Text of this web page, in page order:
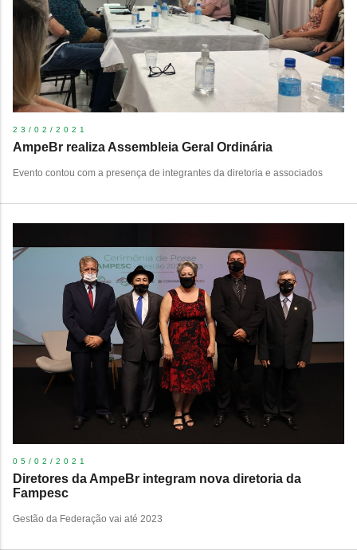
23/02/2021
AmpeBr realiza Assembleia Geral Ordinária
Evento contou com a presença de integrantes da diretoria e associados
05/02/2021
Diretores da AmpeBr integram nova diretoria da
Fampesc
Gestão da Federação vai até 2023